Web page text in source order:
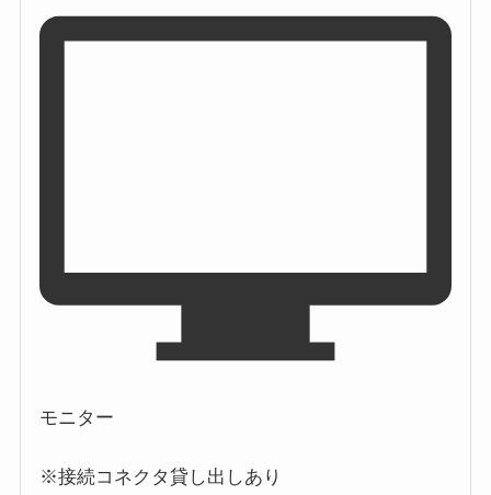
モニター
※接続コネクタ貸し出しあり